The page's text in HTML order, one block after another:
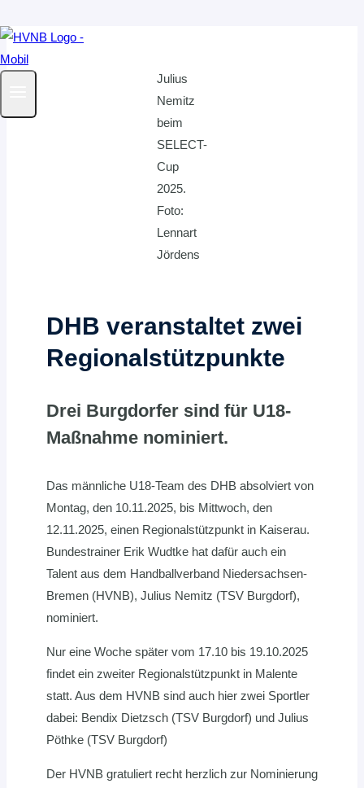
Zum
Inhalt
Julius
Nemitz
beim
SELECT-
Cup
2025.
Foto:
Lennart
Jördens
DHB veranstaltet zwei
Regionalstützpunkte
Drei Burgdorfer sind für U18-
Maßnahme nominiert.
Das männliche U18-Team des DHB absolviert von
Montag, den 10.11.2025, bis Mittwoch, den
12.11.2025, einen Regionalstützpunkt in Kaiserau.
Bundestrainer Erik Wudtke hat dafür auch ein
Talent aus dem Handballverband Niedersachsen-
Bremen (HVNB), Julius Nemitz (TSV Burgdorf),
nominiert.
Nur eine Woche später vom 17.10 bis 19.10.2025
findet ein zweiter Regionalstützpunkt in Malente
statt. Aus dem HVNB sind auch hier zwei Sportler
dabei: Bendix Dietzsch (TSV Burgdorf) und Julius
Pöthke (TSV Burgdorf)
Der HVNB gratuliert recht herzlich zur Nominierung